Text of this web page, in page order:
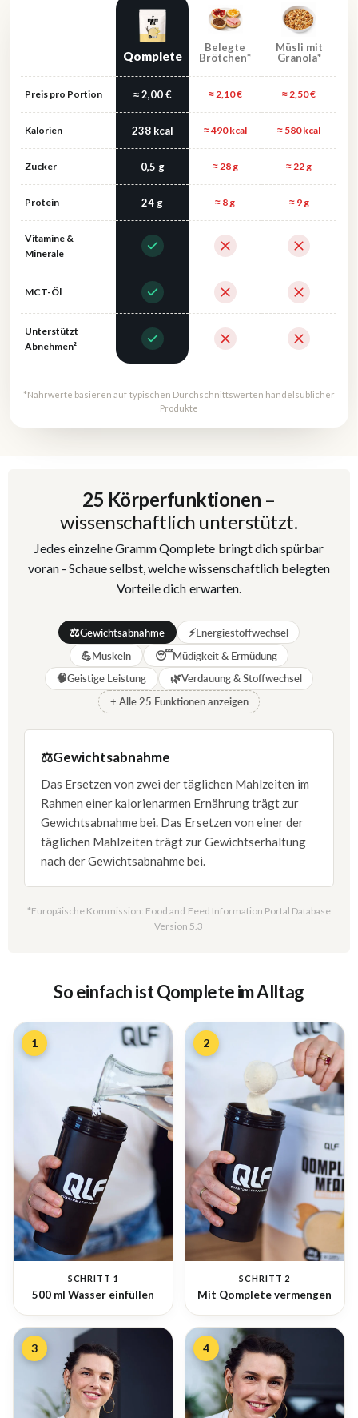
Qomplete
Belegte
Brötchen*
Müsli mit
Granola*
Preis pro Portion ≈ 2,00 € ≈ 2,10 € ≈ 2,50 €
Kalorien 238 kcal ≈ 490 kcal ≈ 580 kcal
Zucker 0,5 g ≈ 28 g ≈ 22 g
Protein 24 g ≈ 8 g ≈ 9 g
Vitamine &
Minerale
MCT-Öl
Unterstützt
Abnehmen²
*Nährwerte basieren auf typischen Durchschnittswerten handelsüblicher
Produkte
25 Körperfunktionen –
wissenschaftlich unterstützt.
Jedes einzelne Gramm Qomplete bringt dich spürbar
voran - Schaue selbst, welche wissenschaftlich belegten
Vorteile dich erwarten.
⚖️Gewichtsabnahme ⚡Energiestoffwechsel
💪Muskeln 😴Müdigkeit & Ermüdung
🧠Geistige Leistung 🌿Verdauung & Stoffwechsel
+ Alle 25 Funktionen anzeigen
⚖️Gewichtsabnahme
Das Ersetzen von zwei der täglichen Mahlzeiten im
Rahmen einer kalorienarmen Ernährung trägt zur
Gewichtsabnahme bei. Das Ersetzen von einer der
täglichen Mahlzeiten trägt zur Gewichtserhaltung
nach der Gewichtsabnahme bei.
*Europäische Kommission: Food and Feed Information Portal Database
Version 5.3
So einfach ist Qomplete im Alltag
1
SCHRITT 1
500 ml Wasser einfüllen
2
SCHRITT 2
Mit Qomplete vermengen
3 4